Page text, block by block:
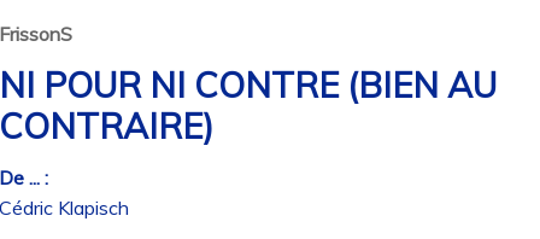
POUR NI CONTRE (BIEN AU
... :
Klapisch